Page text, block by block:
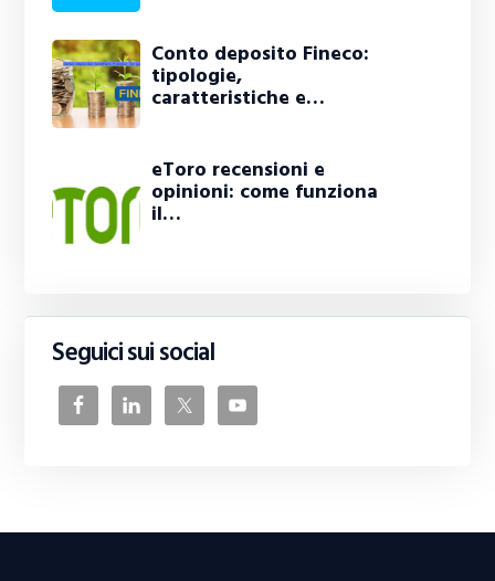
Conto deposito Fineco:
tipologie,
caratteristiche e…
eToro recensioni e
opinioni: come funziona
il…
Seguici sui social